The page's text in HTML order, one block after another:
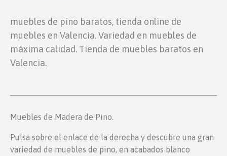
muebles de pino baratos, tienda online de
muebles en Valencia. Variedad en muebles de
máxima calidad. Tienda de muebles baratos en
Valencia.
Muebles de Madera de Pino.
Pulsa sobre el enlace de la derecha y descubre una gran
variedad de muebles de pino, en acabados blanco